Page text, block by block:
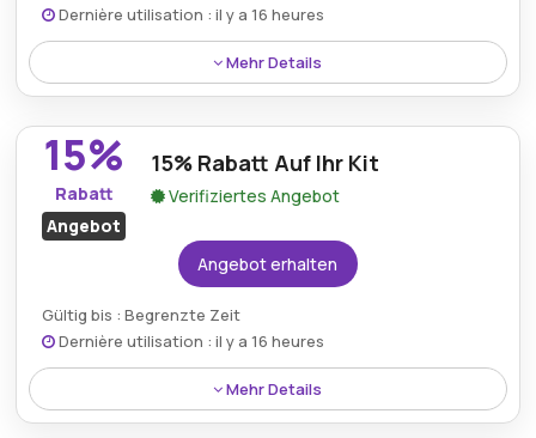
Dernière utilisation : il y a 16 heures
Mehr Details
Die Yale Wi-Fi Connect Bridge ist aktuell mit 50%
Rabatt erhÃ¤ltlich und verbessert den Zugang zu
Smart Locks und die Fernsteuerung.
15%
Rabatt
Angebot
15% Rabatt Auf Ihr Kit
Verifiziertes Angebot
Angebot erhalten
Gültig bis : Begrenzte Zeit
Dernière utilisation : il y a 16 heures
Mehr Details
Erhalten Sie 15% Rabatt auf Ihr ausgewÃ¤hltes